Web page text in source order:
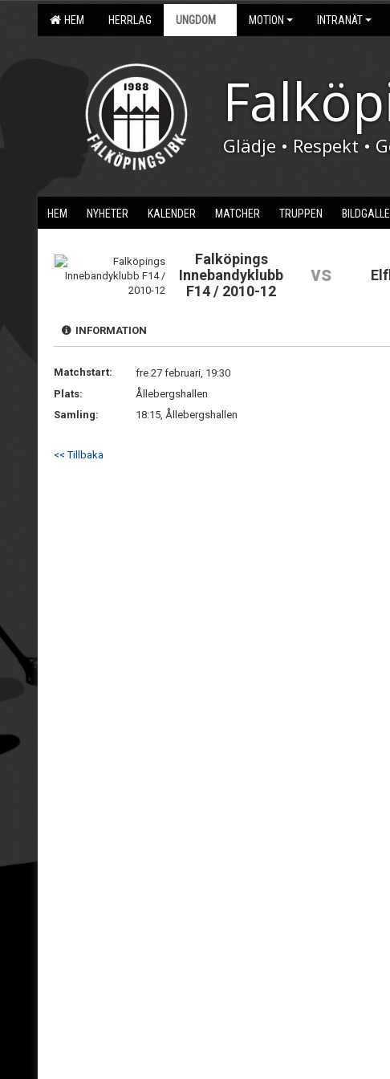
HEM HERRLAG UNGDOM MOTION INTRANÄT
Glädje • Respekt •
HEM NYHETER KALENDER MATCHER TRUPPEN
Falköpings
Innebandyklubb
F14 / 2010-12
vs
INFORMATION
Matchstart:
fre 27 februari, 19:30
Plats:
Ållebergshallen
Samling:
18:15, Ållebergshallen
<< Tillbaka